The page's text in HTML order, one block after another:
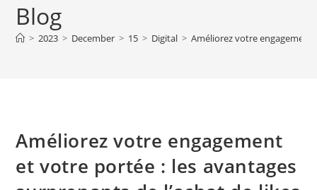
Blog
> 2023 > December > 15 > Digital > Améliorez votre engagement
Améliorez votre engagement
et votre portée : les avantages